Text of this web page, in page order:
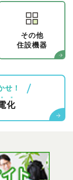
その他
住設機器
せ！
化